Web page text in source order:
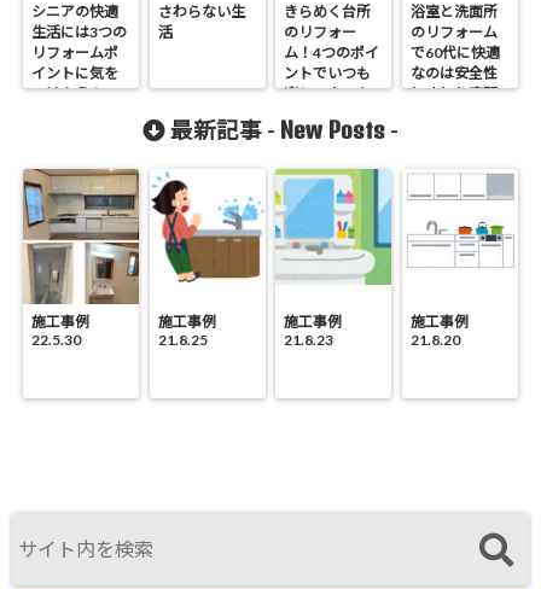
シニアの快適
生活には3つの
リフォームポ
イントに気を
つけよう！
さわらない生
活
きらめく台所
のリフォー
ム！4つのポイ
ントでいつも
楽しいクッキ
う
浴室と洗面所
のリフォーム
で60代に快適
なのは安全性
とゆとり空間
最新記事 - New Posts -
施工事例
22.5.30
施工事例
21.8.25
施工事例
21.8.23
施工事例
21.8.20